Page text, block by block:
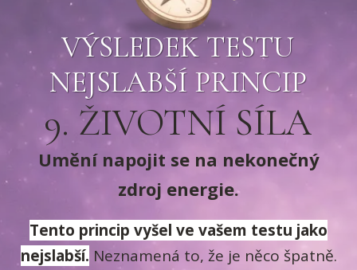
VÝSLEDEK TESTU
NEJSLABŠÍ PRINCIP
9. ŽIVOTNÍ SÍLA
Umění napojit se na nekonečný
zdroj energie.
Tento princip vyšel ve vašem testu jako
nejslabší. Neznamená to, že je něco špatně.